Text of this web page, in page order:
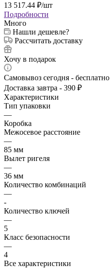
13 517.44 ₽/шт
Подробности
Много
Нашли дешевле?
Рассчитать доставку
Хочу в подарок
Самовывоз сегодня - бесплатно
Доставка завтра - 390 ₽
Характеристики
Тип упаковки
—
Коробка
Межосевое расстояние
—
85 мм
Вылет ригеля
—
36 мм
Количество комбинаций
—
-
Количество ключей
—
5
Класс безопасности
—
4
Все характеристики